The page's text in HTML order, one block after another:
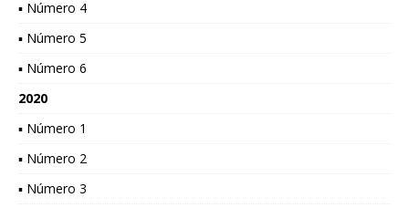
▪ Número 4
▪ Número 5
▪ Número 6
2020
▪ Número 1
▪ Número 2
▪ Número 3